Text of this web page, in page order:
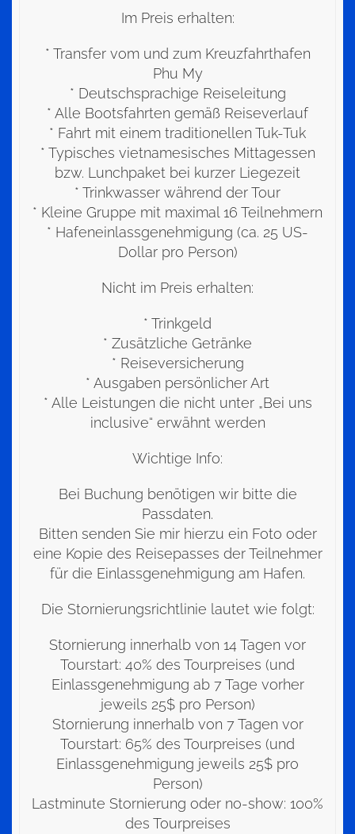
Im Preis erhalten:
* Transfer vom und zum Kreuzfahrthafen
Phu My
* Deutschsprachige Reiseleitung
* Alle Bootsfahrten gemäß Reiseverlauf
* Fahrt mit einem traditionellen Tuk-Tuk
* Typisches vietnamesisches Mittagessen
bzw. Lunchpaket bei kurzer Liegezeit
* Trinkwasser während der Tour
* Kleine Gruppe mit maximal 16 Teilnehmern
* Hafeneinlassgenehmigung (ca. 25 US-
Dollar pro Person)
Nicht im Preis erhalten:
* Trinkgeld
* Zusätzliche Getränke
* Reiseversicherung
* Ausgaben persönlicher Art
* Alle Leistungen die nicht unter „Bei uns
inclusive“ erwähnt werden
Wichtige Info:
Bei Buchung benötigen wir bitte die
Passdaten.
Bitten senden Sie mir hierzu ein Foto oder
eine Kopie des Reisepasses der Teilnehmer
für die Einlassgenehmigung am Hafen.
Die Stornierungsrichtlinie lautet wie folgt:
Stornierung innerhalb von 14 Tagen vor
Tourstart: 40% des Tourpreises (und
Einlassgenehmigung ab 7 Tage vorher
jeweils 25$ pro Person)
Stornierung innerhalb von 7 Tagen vor
Tourstart: 65% des Tourpreises (und
Einlassgenehmigung jeweils 25$ pro
Person)
Lastminute Stornierung oder no-show: 100%
des Tourpreises